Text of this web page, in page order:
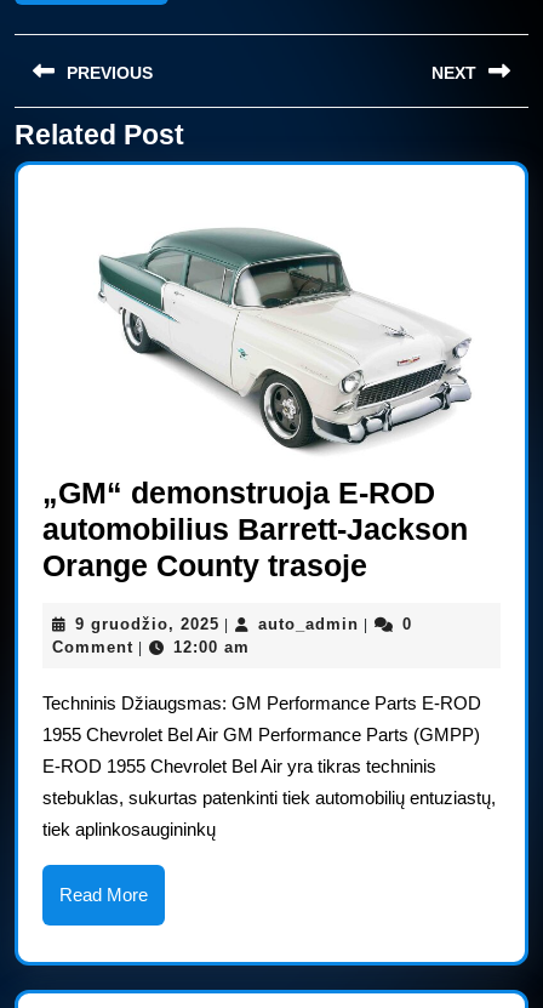
Navigacija
tarp
įrašų
PREVIOUS
Previous
post:
NEXT
post:
Related Post
„GM“ demonstruoja E-ROD
automobilius Barrett-Jackson
Orange County trasoje
E-
Barrett-
Jackson
Orange
9 gruodžio, 2025 9
gruodžio,
auto_admin auto_admin
0
Comment
12:00 am
Techninis Džiaugsmas: GM Performance Parts E-ROD
1955 Chevrolet Bel Air GM Performance Parts (GMPP)
E-ROD 1955 Chevrolet Bel Air yra tikras techninis
stebuklas, sukurtas patenkinti tiek automobilių entuziastų,
tiek aplinkosaugininkų
Read MoreRead
More